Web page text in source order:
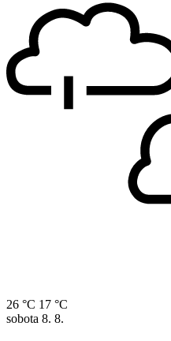
26 °C 17 °C
sobota 8. 8.